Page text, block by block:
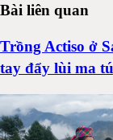
Bài liên quan
Trồng Actiso ở
tay đẩy lùi ma